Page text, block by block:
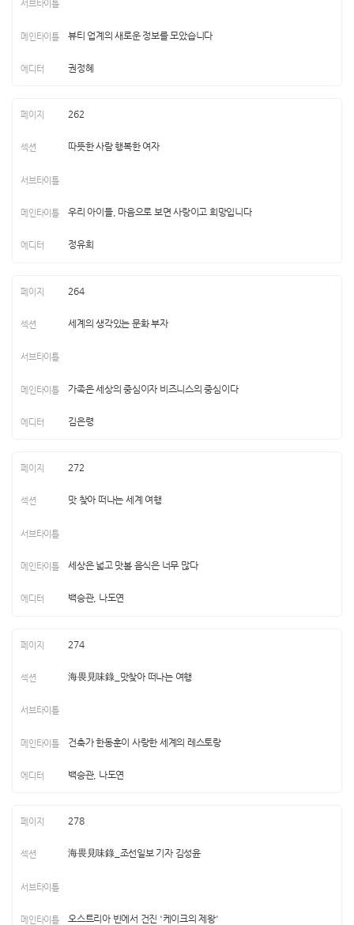
뷰티 업계의 새로운 정보를 모았습니다
권정혜
262
따뜻한 사람 행복한 여자
우리 아이들, 마음으로 보면 사랑이고 희망입니다
정유희
264
세계의 생각있는 문화 부자
가족은 세상의 중심이자 비즈니스의 중심이다
김은령
272
맛 찾아 떠나는 세계 여행
세상은 넓고 맛볼 음식은 너무 많다
백승관, 나도연
274
海畏見味錄_맛찾아 떠나는 여행
건축가 한동훈이 사랑한 세계의 레스토랑
백승관, 나도연
278
海畏見味錄_조선일보 기자 김성윤
오스트리아 빈에서 건진 '케이크의 제왕'